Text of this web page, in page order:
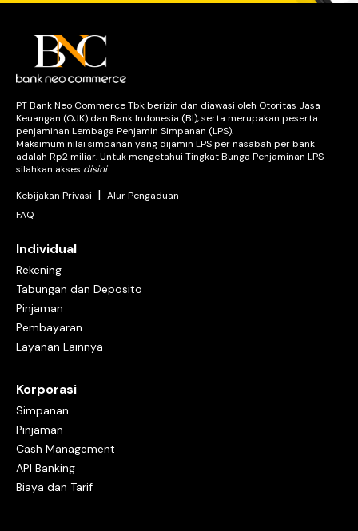
PT Bank Neo Commerce Tbk berizin dan diawasi oleh Otoritas Jasa
Keuangan (OJK) dan Bank Indonesia (BI), serta merupakan peserta
penjaminan Lembaga Penjamin Simpanan (LPS).
Maksimum nilai simpanan yang dijamin LPS per nasabah per bank
adalah Rp2 miliar. Untuk mengetahui Tingkat Bunga Penjaminan LPS
silahkan akses disini
Kebijakan Privasi | Alur Pengaduan
FAQ
Individual
Rekening
Tabungan dan Deposito
Pinjaman
Pembayaran
Layanan Lainnya
Korporasi
Simpanan
Pinjaman
Cash Management
API Banking
Biaya dan Tarif